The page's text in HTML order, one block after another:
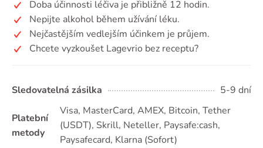
Doba účinnosti léčiva je přibližně 12 hodin.
Nepijte alkohol během užívání léku.
Nejčastějším vedlejším účinkem je průjem.
Chcete vyzkoušet Lagevrio bez receptu?
Sledovatelná zásilka 5-9 dní
Platební
metody
Visa, MasterCard, AMEX, Bitcoin, Tether
(USDТ), Skrill, Neteller, Paysafe:cash,
Paysafecard, Klarna (Sofort)